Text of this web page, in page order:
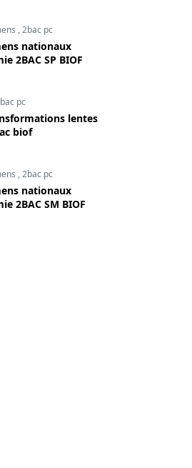
,2bac pc
nationaux
2BAC SP BIOF
pc
lentes
biof
,2bac pc
nationaux
2BAC SM BIOF